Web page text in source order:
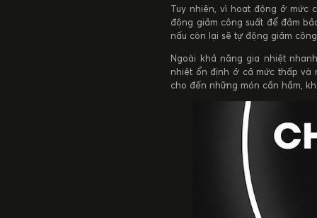
Tuy nhiên, vì hoạt động ở mức
động giảm công suất để đảm
nấu còn lại sẽ tự động giảm
Ngoài khả năng gia nhiệt
nhiệt ổn định ở cả mức thấp và
cho đến những món cần hầm,